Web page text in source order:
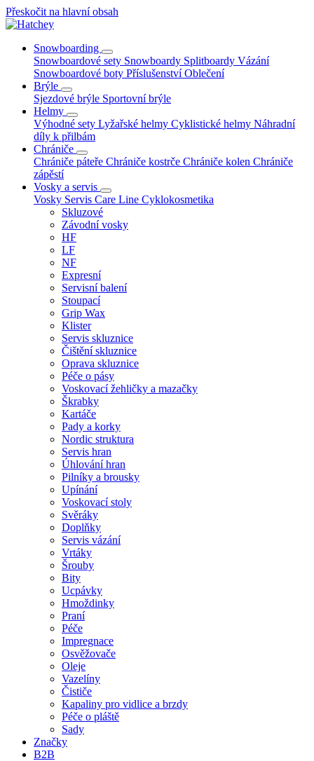
Přeskočit na hlavní obsah
Snowboarding
Snowboardové sety Snowboardy Splitboardy Vázání
Snowboardové boty PříslušenstvíOblečení
Brýle
Sjezdové brýle Sportovní brýle
Helmy
Výhodné sety Lyžařské helmy Cyklistické helmy Náhradní
díly k přilbám
Chrániče
Chrániče páteře Chrániče kostrče Chrániče kolen Chrániče
zápěstí
Vosky a servis
Vosky Servis Care Line Cyklokosmetika
Skluzové
Závodní vosky
HF
LF
NF
Expresní
Servisní balení
Stoupací
Grip Wax
Klister
Servis skluznice
Čištění skluznice
Oprava skluznice
Péče o pásy
Voskovací žehličky a mazačky
Škrabky
Kartáče
Pady a korky
Nordic struktura
Servis hran
Úhlování hran
Pilníky a brousky
Upínání
Voskovací stoly
Svěráky
Doplňky
Servis vázání
Vrtáky
Šrouby
Bity
Ucpávky
Hmoždinky
Praní
Péče
Impregnace
Osvěžovače
Oleje
Vazelíny
Čističe
Kapaliny pro vidlice a brzdy
Péče o pláště
Sady
Značky
B2B